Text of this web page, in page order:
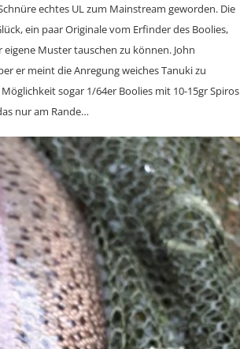
echtes UL zum Mainstream geworden. Die
ein paar Originale vom Erfinder des Boolies,
eigene Muster tauschen zu können. John
er meint die Anregung weiches Tanuki zu
sogar 1/64er Boolies mit 10-15gr Spiros
nur am Rande…